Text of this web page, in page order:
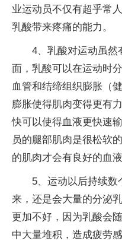
业运动员不仅有超乎常
乳酸带来疼痛的能力。
4、乳酸对运动虽然
面，乳酸可以在运动时
血管和结缔组织膨胀（
膨胀使得肌肉变得更有
快可以使得血液更快速
员的腿部肌肉是很松软
的肌肉才会有良好的血液
5、运动以后持续
来，还是会大量的分泌
更加不好，因为乳酸会
中大量堆积，造成疲劳